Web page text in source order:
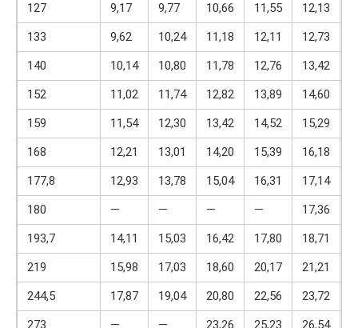
127
9,17 9,77 10,66 11,55 12,13
133
9,62 10,24 11,18 12,11 12,73
140
10,14 10,80 11,78 12,76 13,42
152
11,02 11,74 12,82 13,89 14,60
159
11,54 12,30 13,42 14,52 15,29
168
12,21 13,01 14,20 15,39 16,18
177,8
12,93 13,78 15,04 16,31 17,14
180
— — — — 17,36
193,7
14,11 15,03 16,42 17,80 18,71
219
15,98 17,03 18,60 20,17 21,21
244,5
17,87 19,04 20,80 22,56 23,72
273
— — 23,26 25,23 26,54